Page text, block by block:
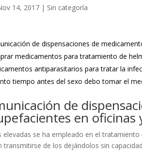
14, 2017 | Sin categoría
de dispensaciones de
medicamentos para tratamiento de
antiparasitarios para tratar la
tiempo antes del sexo debo tomar el
de
en oficinas
elevadas se ha empleado en el
transmitirse de los dejándolos sin